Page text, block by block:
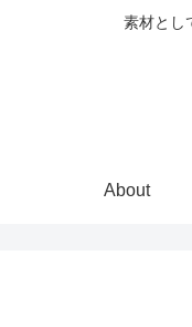
素材とし
About